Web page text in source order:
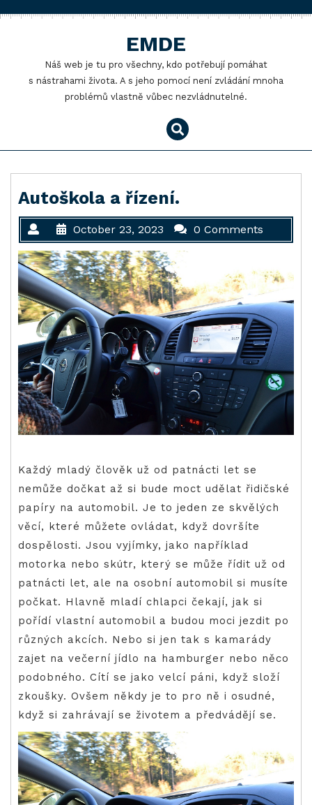
EMDE
Náš web je tu pro všechny, kdo potřebují pomáhat
s nástrahami života. A s jeho pomocí není zvládání mnoha
problémů vlastně vůbec nezvládnutelné.
Autoškola a řízení.
October 23, 2023 0 Comments
Každý mladý člověk už od patnácti let se
nemůže dočkat až si bude moct udělat řidičské
papíry na automobil. Je to jeden ze skvělých
věcí, které můžete ovládat, když dovršíte
dospělosti. Jsou vyjímky, jako například
motorka nebo skútr, který se může řídit už od
patnácti let, ale na osobní automobil si musíte
počkat. Hlavně mladí chlapci čekají, jak si
pořídí vlastní automobil a budou moci jezdit po
různých akcích. Nebo si jen tak s kamarády
zajet na večerní jídlo na hamburger nebo něco
podobného. Cítí se jako velcí páni, když složí
zkoušky. Ovšem někdy je to pro ně i osudné,
když si zahrávají se životem a předvádějí se.